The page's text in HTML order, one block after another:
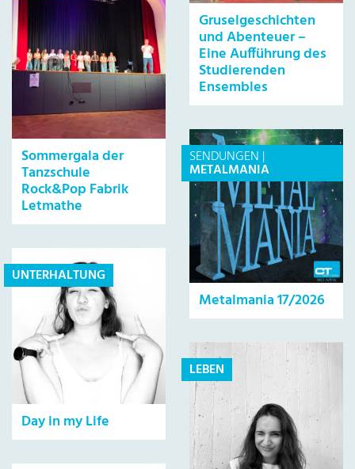
Sommergala der
Tanzschule
Rock&Pop Fabrik
Letmathe
UNTERHALTUNG
Day in my Life
Gruselgeschichten
und Abenteuer –
Eine Aufführung des
Studierenden
Ensembles
SENDUNGEN |
METALMANIA
Metalmania 17/2026
LEBEN